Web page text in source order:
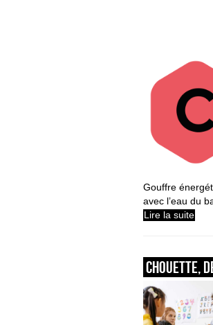
Gouffre
avec l’eau du
Lire la suite
Chouette,